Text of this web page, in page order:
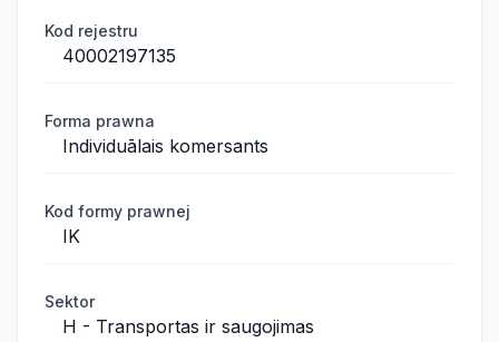
Kod rejestru
40002197135
Forma prawna
Individuālais komersants
Kod formy prawnej
IK
Sektor
H - Transportas ir saugojimas